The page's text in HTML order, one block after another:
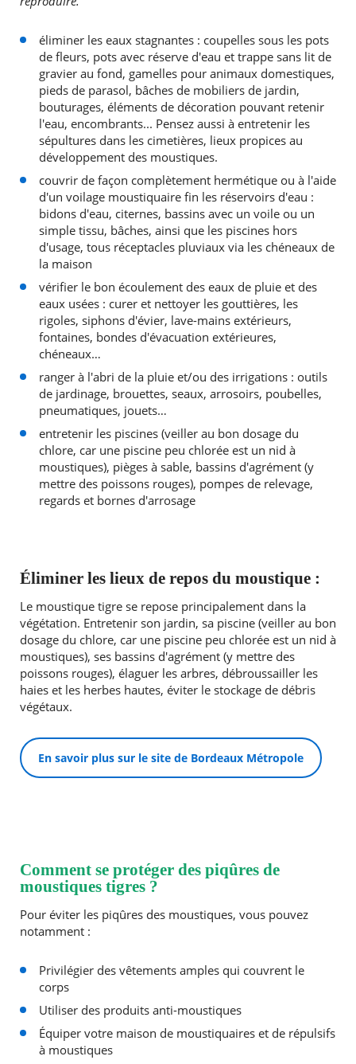
éliminer les eaux stagnantes : coupelles sous les pots
de fleurs, pots avec réserve d'eau et trappe sans lit de
gravier au fond, gamelles pour animaux domestiques,
pieds de parasol, bâches de mobiliers de jardin,
bouturages, éléments de décoration pouvant retenir
l'eau, encombrants... Pensez aussi à entretenir les
sépultures dans les cimetières, lieux propices au
développement des moustiques.
couvrir de façon complètement hermétique ou à l'aide
d'un voilage moustiquaire fin les réservoirs d'eau :
bidons d'eau, citernes, bassins avec un voile ou un
simple tissu, bâches, ainsi que les piscines hors
d'usage, tous réceptacles pluviaux via les chéneaux de
la maison
vérifier le bon écoulement des eaux de pluie et des
eaux usées : curer et nettoyer les gouttières, les
rigoles, siphons d'évier, lave-mains extérieurs,
fontaines, bondes d'évacuation extérieures,
chéneaux…
ranger à l'abri de la pluie et/ou des irrigations : outils
de jardinage, brouettes, seaux, arrosoirs, poubelles,
pneumatiques, jouets…
entretenir les piscines (veiller au bon dosage du
chlore, car une piscine peu chlorée est un nid à
moustiques), pièges à sable, bassins d'agrément (y
mettre des poissons rouges), pompes de relevage,
regards et bornes d'arrosage
Éliminer les lieux de repos du moustique :
Le moustique tigre se repose principalement dans la
végétation. Entretenir son jardin, sa piscine (veiller au bon
dosage du chlore, car une piscine peu chlorée est un nid à
moustiques), ses bassins d'agrément (y mettre des
poissons rouges), élaguer les arbres, débroussailler les
haies et les herbes hautes, éviter le stockage de débris
végétaux.
En savoir plus sur le site de Bordeaux Métropole
Comment se protéger des piqûres de
moustiques tigres ?
Pour éviter les piqûres des moustiques, vous pouvez
notamment :
Privilégier des vêtements amples qui couvrent le
corps
Utiliser des produits anti-moustiques
Équiper votre maison de moustiquaires et de répulsifs
à moustiques